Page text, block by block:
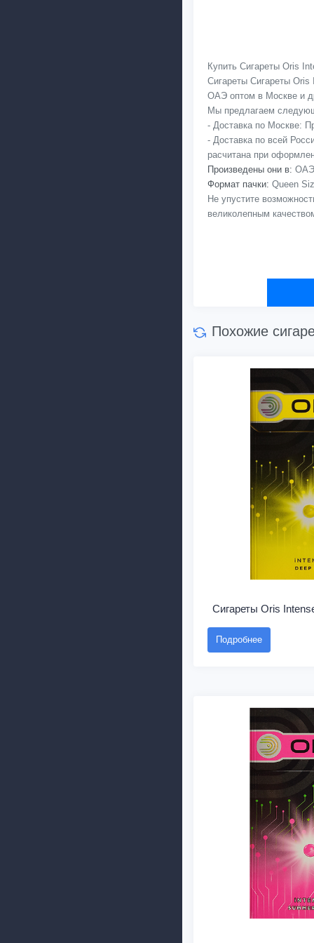
Купить Сигареты Oris
Сигареты Сигареты Oris
ОАЭ оптом в Москве и
Мы предлагаем
- Доставка по Москве:
- Доставка по всей
расчитана при
Произведены они в:
Формат пачки: Queen
Не упустите
великолепным
Похожие
Сигареты Oris
Подробнее